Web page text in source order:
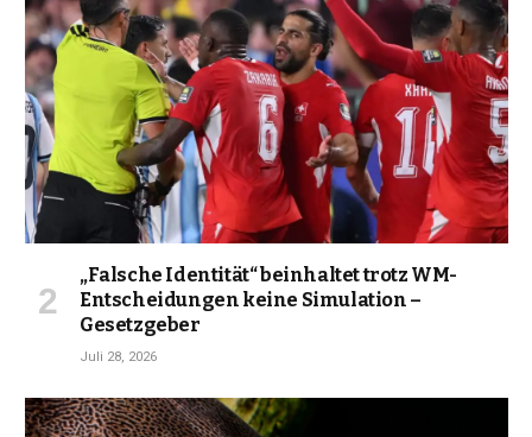
„Falsche Identität“ beinhaltet trotz WM-
Entscheidungen keine Simulation –
Gesetzgeber
Juli 28, 2026